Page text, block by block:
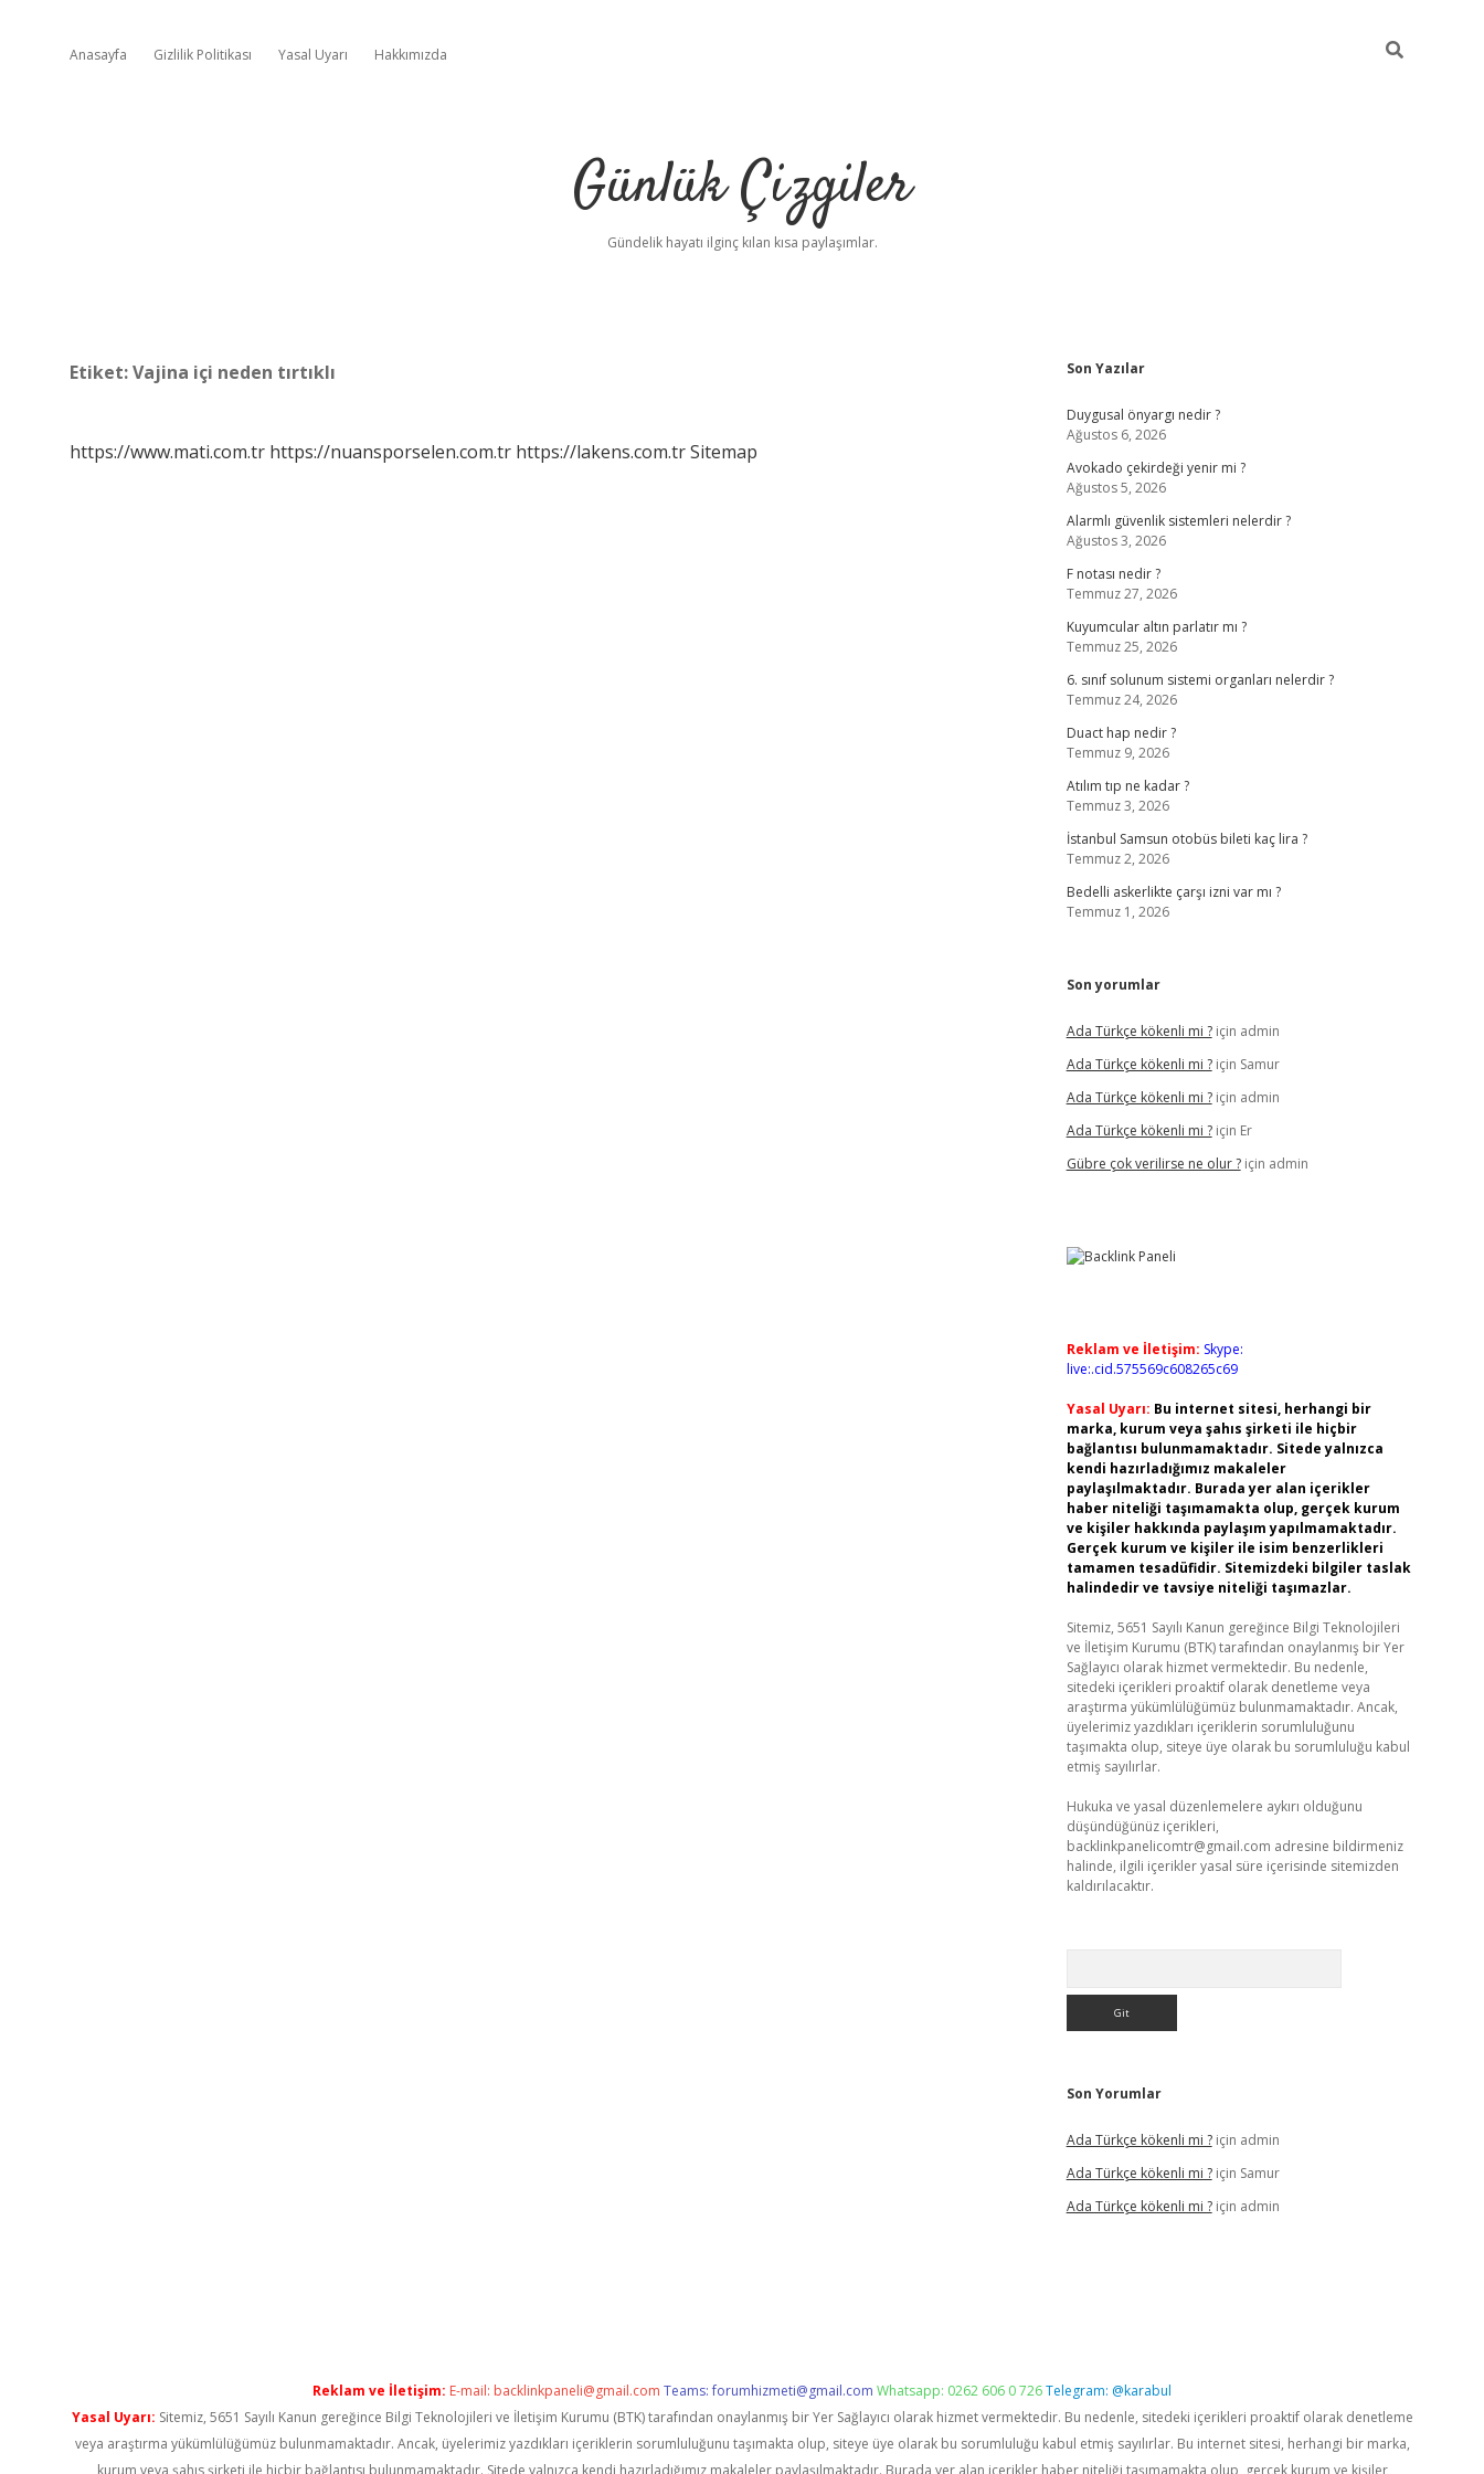
Anasayfa Gizlilik Politikası Yasal Uyarı Hakkımızda
Günlük Çizgiler
Gündelik hayatı ilginç kılan kısa paylaşımlar.
Etiket:Vajina içi neden tırtıklı
https://www.mati.com.tr https://nuansporselen.com.tr https://lakens.com.trSitemap
Sidebar
Son Yazılar
Duygusal önyargı nedir ?
Ağustos 6, 2026
Avokado çekirdeği yenir mi ?
Ağustos 5, 2026
Alarmlı güvenlik sistemleri nelerdir ?
Ağustos 3, 2026
F notası nedir ?
Temmuz 27, 2026
Kuyumcular altın parlatır mı ?
Temmuz 25, 2026
6. sınıf solunum sistemi organları nelerdir ?
Temmuz 24, 2026
Duact hap nedir ?
Temmuz 9, 2026
Atılım tıp ne kadar ?
Temmuz 3, 2026
İstanbul Samsun otobüs bileti kaç lira ?
Temmuz 2, 2026
Bedelli askerlikte çarşı izni var mı ?
Temmuz 1, 2026
Son yorumlar
Ada Türkçe kökenli mi ?için admin
Ada Türkçe kökenli mi ?için Samur
Ada Türkçe kökenli mi ?için admin
Ada Türkçe kökenli mi ?için Er
Gübre çok verilirse ne olur ?için admin
Reklam ve İletişim: Skype:
live:.cid.575569c608265c69
Yasal Uyarı: Bu internet sitesi, herhangi bir
marka, kurum veya şahıs şirketi ile hiçbir
bağlantısı bulunmamaktadır. Sitede yalnızca
kendi hazırladığımız makaleler
paylaşılmaktadır. Burada yer alan içerikler
haber niteliği taşımamakta olup, gerçek kurum
ve kişiler hakkında paylaşım yapılmamaktadır.
Gerçek kurum ve kişiler ile isim benzerlikleri
tamamen tesadüfidir. Sitemizdeki bilgiler taslak
halindedir ve tavsiye niteliği taşımazlar.
Sitemiz, 5651 Sayılı Kanun gereğince Bilgi Teknolojileri
ve İletişim Kurumu (BTK) tarafından onaylanmış bir Yer
Sağlayıcı olarak hizmet vermektedir. Bu nedenle,
sitedeki içerikleri proaktif olarak denetleme veya
araştırma yükümlülüğümüz bulunmamaktadır. Ancak,
üyelerimiz yazdıkları içeriklerin sorumluluğunu
taşımakta olup, siteye üye olarak bu sorumluluğu kabul
etmiş sayılırlar.
Hukuka ve yasal düzenlemelere aykırı olduğunu
düşündüğünüz içerikleri,
backlinkpanelicomtr@gmail.com adresine bildirmeniz
halinde, ilgili içerikler yasal süre içerisinde sitemizden
kaldırılacaktır.
Son Yorumlar
Ada Türkçe kökenli mi ?için admin
Ada Türkçe kökenli mi ?için Samur
Ada Türkçe kökenli mi ?için admin
Reklam ve İletişim: E-mail: backlinkpaneli@gmail.com Teams:forumhizmeti@gmail.com Whatsapp: 0262 606 0 726Telegram: @karabul
Yasal Uyarı: Sitemiz, 5651 Sayılı Kanun gereğince Bilgi Teknolojileri ve İletişim Kurumu (BTK) tarafından onaylanmış bir Yer Sağlayıcı olarak hizmet vermektedir. Bu nedenle, sitedeki içerikleri proaktif olarak denetleme
veya araştırma yükümlülüğümüz bulunmamaktadır. Ancak, üyelerimiz yazdıkları içeriklerin sorumluluğunu taşımakta olup, siteye üye olarak bu sorumluluğu kabul etmiş sayılırlar. Bu internet sitesi, herhangi bir marka,
kurum veya şahıs şirketi ile hiçbir bağlantısı bulunmamaktadır. Sitede yalnızca kendi hazırladığımız makaleler paylaşılmaktadır. Burada yer alan içerikler haber niteliği taşımamakta olup, gerçek kurum ve kişiler